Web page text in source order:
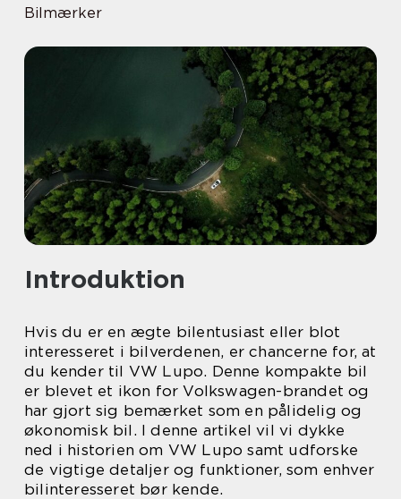
Bilmærker
Introduktion
Hvis du er en ægte bilentusiast eller blot
interesseret i bilverdenen, er chancerne for, at
du kender til VW Lupo. Denne kompakte bil
er blevet et ikon for Volkswagen-brandet og
har gjort sig bemærket som en pålidelig og
økonomisk bil. I denne artikel vil vi dykke
ned i historien om VW Lupo samt udforske
de vigtige detaljer og funktioner, som enhver
bilinteresseret bør kende.